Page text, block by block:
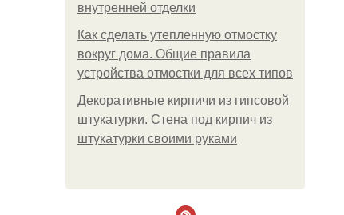
внутренней отделки
Как сделать утепленную отмостку
вокруг дома. Общие правила
устройства отмостки для всех типов
Декоративные кирпичи из гипсовой
штукатурки. Стена под кирпич из
штукатурки своими руками